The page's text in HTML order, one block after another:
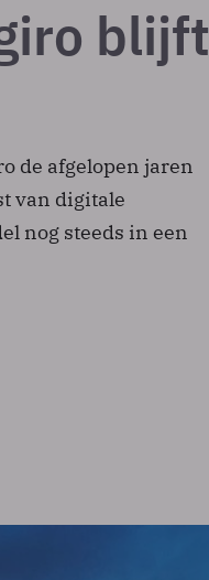
blijft
de afgelopen jaren
van digitale
nog steeds in een